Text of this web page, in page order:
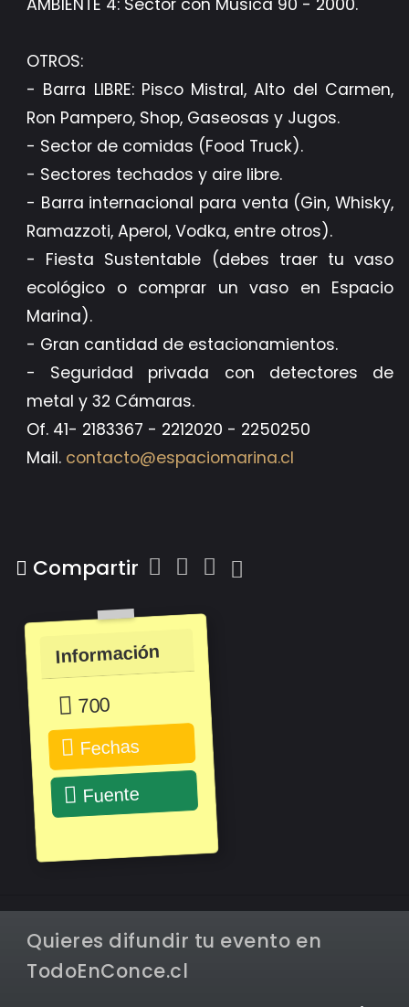
AMBIENTE 4: Sector con Musica 90 - 2000.
OTROS:
- Barra LIBRE: Pisco Mistral, Alto del Carmen,
Ron Pampero, Shop, Gaseosas y Jugos.
- ⁠Sector de comidas (Food Truck).
- ⁠Sectores techados y aire libre.
- ⁠Barra internacional para venta (Gin, Whisky,
Ramazzoti, Aperol, Vodka, entre otros).
- ⁠Fiesta Sustentable (debes traer tu vaso
ecológico o comprar un vaso en Espacio
Marina).
- ⁠Gran cantidad de estacionamientos.
- ⁠Seguridad privada con detectores de
metal y 32 Cámaras.
Of. 41- 2183367 - 2212020 - 2250250
Mail. contacto@espaciomarina.cl
Compartir
Información
700
Fechas
Fuente
Quieres difundir tu evento en
TodoEnConce.cl